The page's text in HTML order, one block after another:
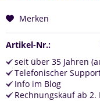
Merken
Artikel-Nr.:
seit über 35 Jahren
Telefonischer
Info im Blog
Rechnungskauf ab 2.